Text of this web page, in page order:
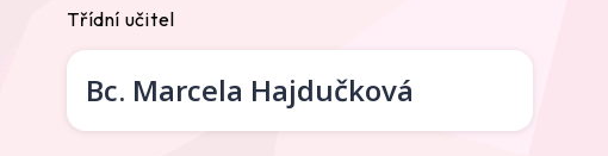
Třídní učitel
Bc. Marcela Hajdučková